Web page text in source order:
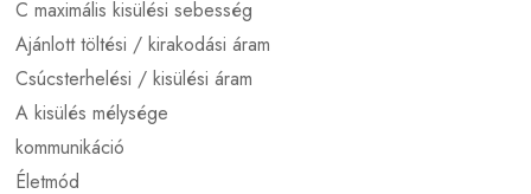
C maximális kisülési sebesség
Ajánlott töltési / kirakodási áram
Csúcsterhelési / kisülési áram
A kisülés mélysége
kommunikáció
Életmód